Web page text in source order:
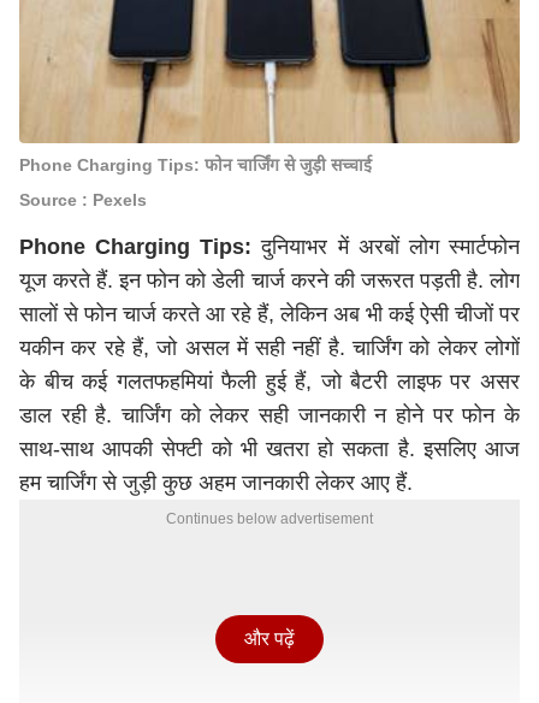
Phone Charging Tips: फोन चार्जिंग से जुड़ी सच्चाई
Source : Pexels
Phone Charging Tips: दुनियाभर में अरबों लोग स्मार्टफोन
यूज करते हैं. इनफोन को डेली चार्जकरने की जरूरत पड़ती है. लोग
सालों से फोन चार्ज करते आ रहे हैं, लेकिन अब भी कई ऐसी चीजों पर
यकीन कर रहे हैं, जो असल में सही नहीं है. चार्जिंग को लेकर लोगों
के बीच कई गलतफहमियां फैली हुई हैं, जोबैटरी लाइफ पर असर
डाल रही है. चार्जिंग को लेकर सही जानकारी न होने पर फोन के
साथ-साथ आपकी सेफ्टी को भी खतरा हो सकता है. इसलिए आज
हम चार्जिंग से जुड़ी कुछ अहम जानकारी लेकर आए हैं.
Continues below advertisement
और पढ़ें